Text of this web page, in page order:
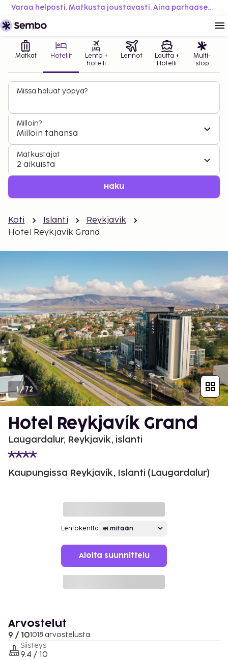
Varaa helposti. Matkusta joustavasti. Aina parhaaseen hintaan.
Matkat Hotellit
Lento +
hotelli
Lennot
Lautta +
Hotelli
Multi-
stop
Missä haluat yöpyä?
Milloin?
Milloin tahansa
Matkustajat
2 aikuista
Haku
Koti Islanti
Reykjavik
Hotel Reykjavík Grand
1/72
Hotel Reykjavík Grand
Laugardalur, Reykjavik, islanti
Kaupungissa Reykjavík, Islanti (Laugardalur)
Lentokenttä
Aloita suunnittelu
Arvostelut
9 / 101018 arvostelusta
Siisteys
9.4 / 10